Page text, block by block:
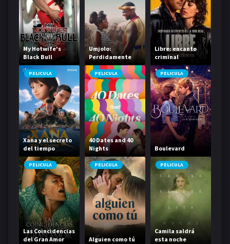
My Hotwife's
Black Bull
Umjolo:
Perdidamente
enamorada
Libre: encanto
criminal
PELICULA
Xana y el secreto
del tiempo
PELICULA
40 Dates and 40
Nights
PELICULA
Boulevard
PELICULA
Las Coincidencias
del Gran Amor
PELICULA
Alguien como tú
PELICULA
Camila saldrá
esta noche